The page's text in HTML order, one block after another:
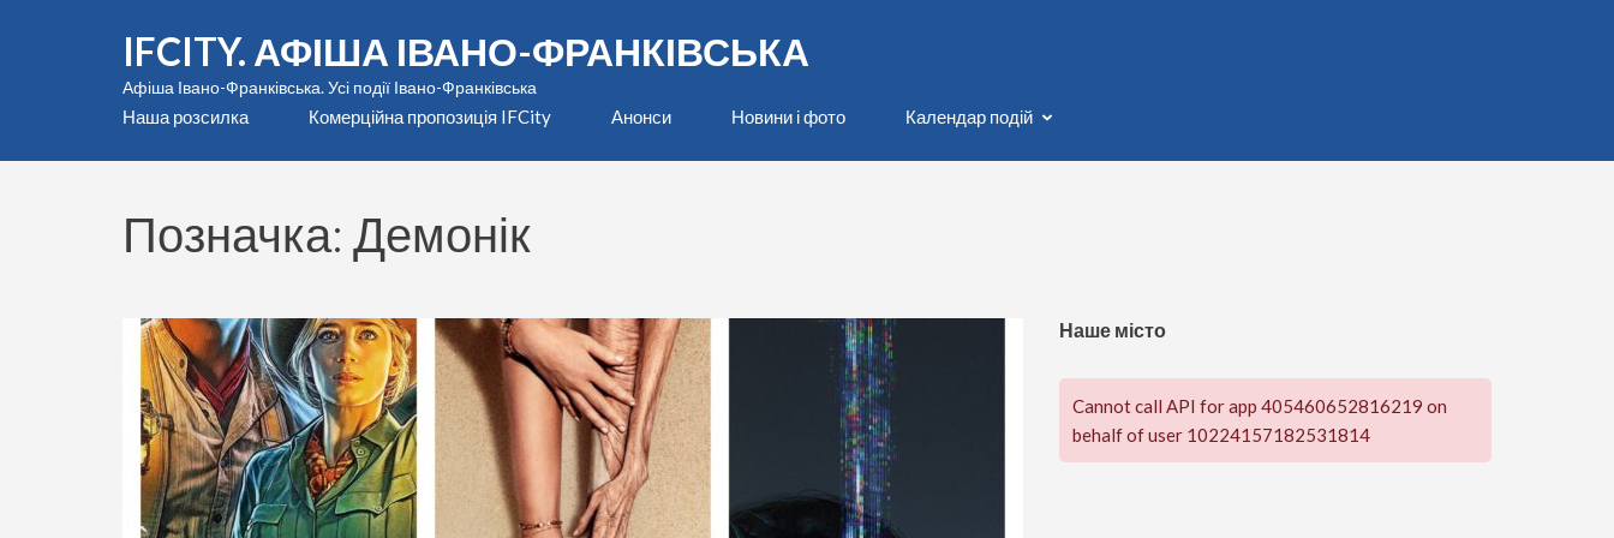
IFCITY. АФІША ІВАНО-ФРАНКІВСЬКА
Афіша Івано-Франківська. Усі події Івано-Франківська
Наша розсилка Комерційна пропозиція IFCity Анонси Новини і фото Календар подій
Позначка: Демонік
Наше місто
Cannot call API for app 405460652816219 on
behalf of user 10224157182531814